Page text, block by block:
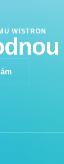
WISTRON